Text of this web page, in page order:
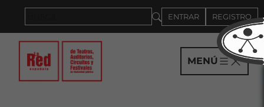
ENTRAR REGISTRO
MENÚ